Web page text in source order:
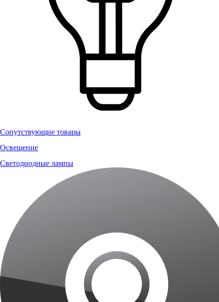
Сопутствующие товары
Освещение
Светодиодные лампы